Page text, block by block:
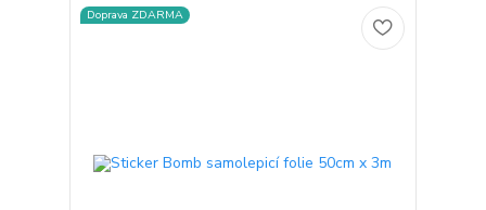
Doprava ZDARMA